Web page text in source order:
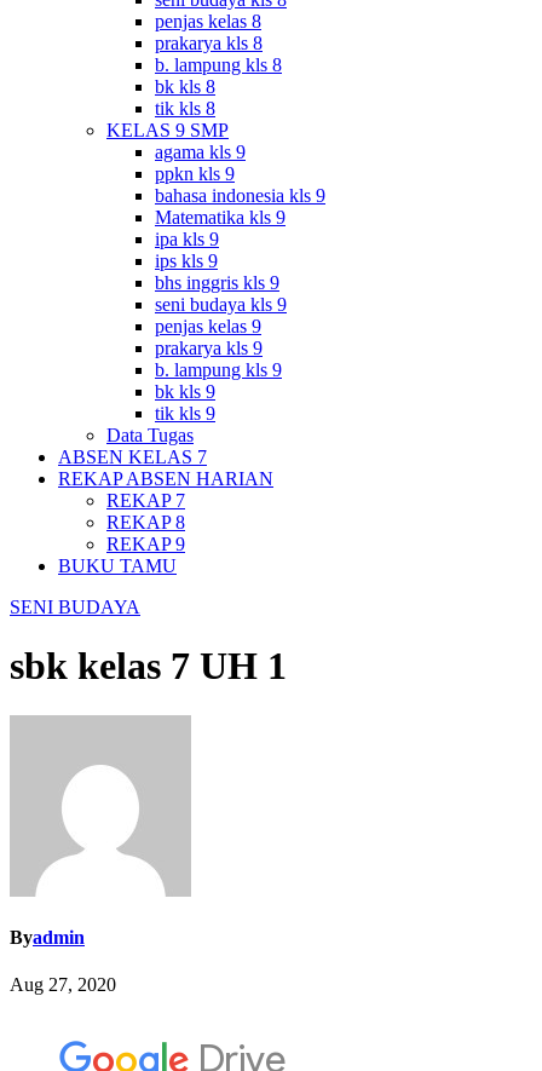
penjas kelas 8
prakarya kls 8
b. lampung kls 8
bk kls 8
tik kls 8
KELAS 9 SMP
agama kls 9
ppkn kls 9
bahasa indonesia kls 9
Matematika kls 9
ipa kls 9
ips kls 9
bhs inggris kls 9
seni budaya kls 9
penjas kelas 9
prakarya kls 9
b. lampung kls 9
bk kls 9
tik kls 9
Data Tugas
ABSEN KELAS 7
REKAP ABSEN HARIAN
REKAP 7
REKAP 8
REKAP 9
BUKU TAMU
SENI BUDAYA
sbk kelas 7 UH 1
Byadmin
Aug 27, 2020